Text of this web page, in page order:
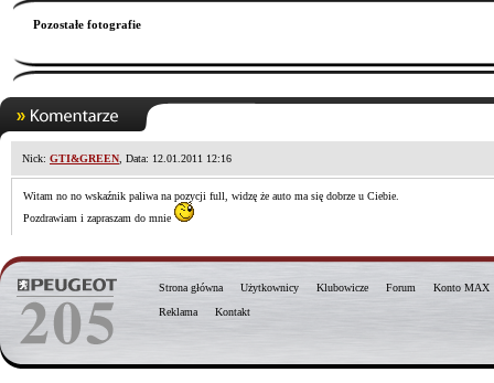
Pozostałe fotografie
Nick: GTI&GREEN , Data: 12.01.2011 12:16
Witam no no wskaźnik paliwa na pozycji full, widzę że auto ma się dobrze u Ciebie.
Pozdrawiam i zapraszam do mnie
Strona główna Użytkownicy Klubowicze Forum
Konto MAX
Reklama
Kontakt